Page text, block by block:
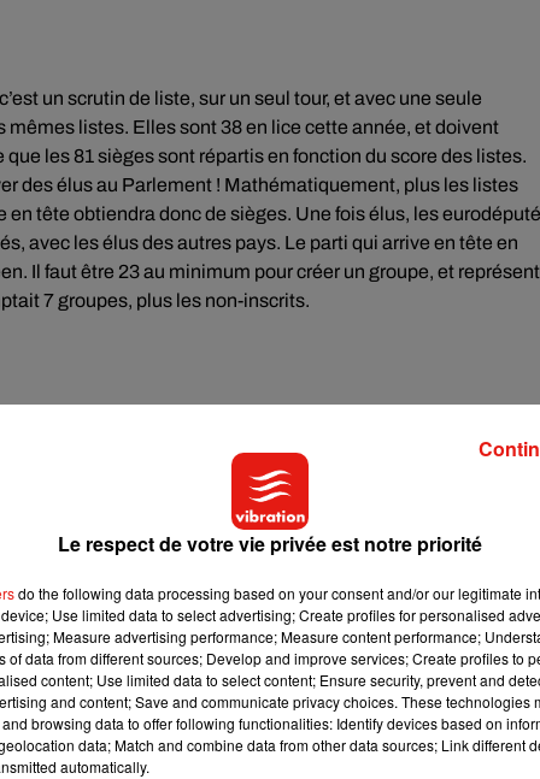
un scrutin de liste, sur un seul tour, et avec une seule
listes. Elles sont 38 en lice cette année, et doivent
les 81 sièges sont répartis en fonction du score des listes.
des élus au Parlement ! Mathématiquement, plus les listes
tête obtiendra donc de sièges. Une fois élus, les
avec les élus des autres pays. Le parti qui arrive en tête en
Il faut être 23 au minimum pour créer un groupe, et
7 groupes, plus les non-inscrits.
les citoyens, et la seule à être élue au suffrage
il a 3 grandes compétences. La première est législative, le
(l’équivalent du gouvernement). Pour qu’un texte soit
et par le conseil de l’UE, c’est-à-dire les ministres des
est chargé du vote du budget et de l’examen de
de contrôle : c’est lui qui élit le président de la Commission
européens. Il peut aussi adopter une motion de
Le respect de votre vie privée est notre priorité
do the following data processing based on your consent and/or our legitimate
Use limited data to select advertising; Create profiles for personalised
Measure advertising performance; Measure content performance;
of data from different sources; Develop and improve services; Create profiles to
content; Use limited data to select content; Ensure security, prevent and
and content; Save and communicate privacy choices. These technologies
browsing data to offer following functionalities: Identify devices based on
data; Match and combine data from other data sources; Link different
automatically.